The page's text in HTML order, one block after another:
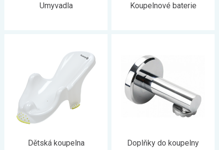
Umyvadla Koupelnové baterie
Dětská koupelna Doplňky do koupelny